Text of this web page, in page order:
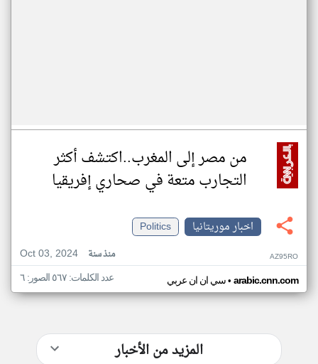
من مصر إلى المغرب..اكتشف أكثر
التجارب متعة في صحاري إفريقيا
اخبار موريتانيا
Politics
Oct 03, 2024
منذ سنة AZ95RO
سي ان ان عربي• arabic.cnn.com عدد الكلمات: ٥٦٧ الصور: ٦
المزيد من الأخبار